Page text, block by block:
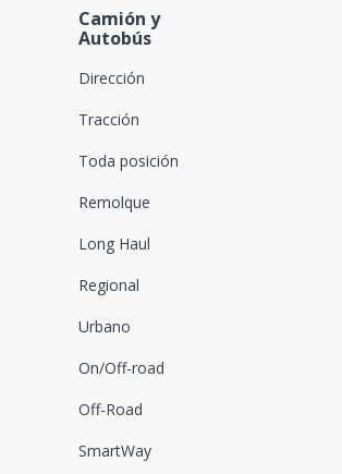
Camión y
Autobús
Dirección
Tracción
Toda posición
Remolque
Long Haul
Regional
Urbano
On/Off-road
Off-Road
SmartWay